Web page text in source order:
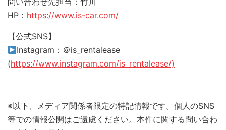
HP： https://www.is-car.com/
【公式SNS】
Instagram：＠is_rentalease
(https://www.instagram.com/is_rentalease/)
※以下、メディア関係者限定の特記情報です。個人のSNS
等での情報公開はご遠慮ください。本件に関する問い合わ